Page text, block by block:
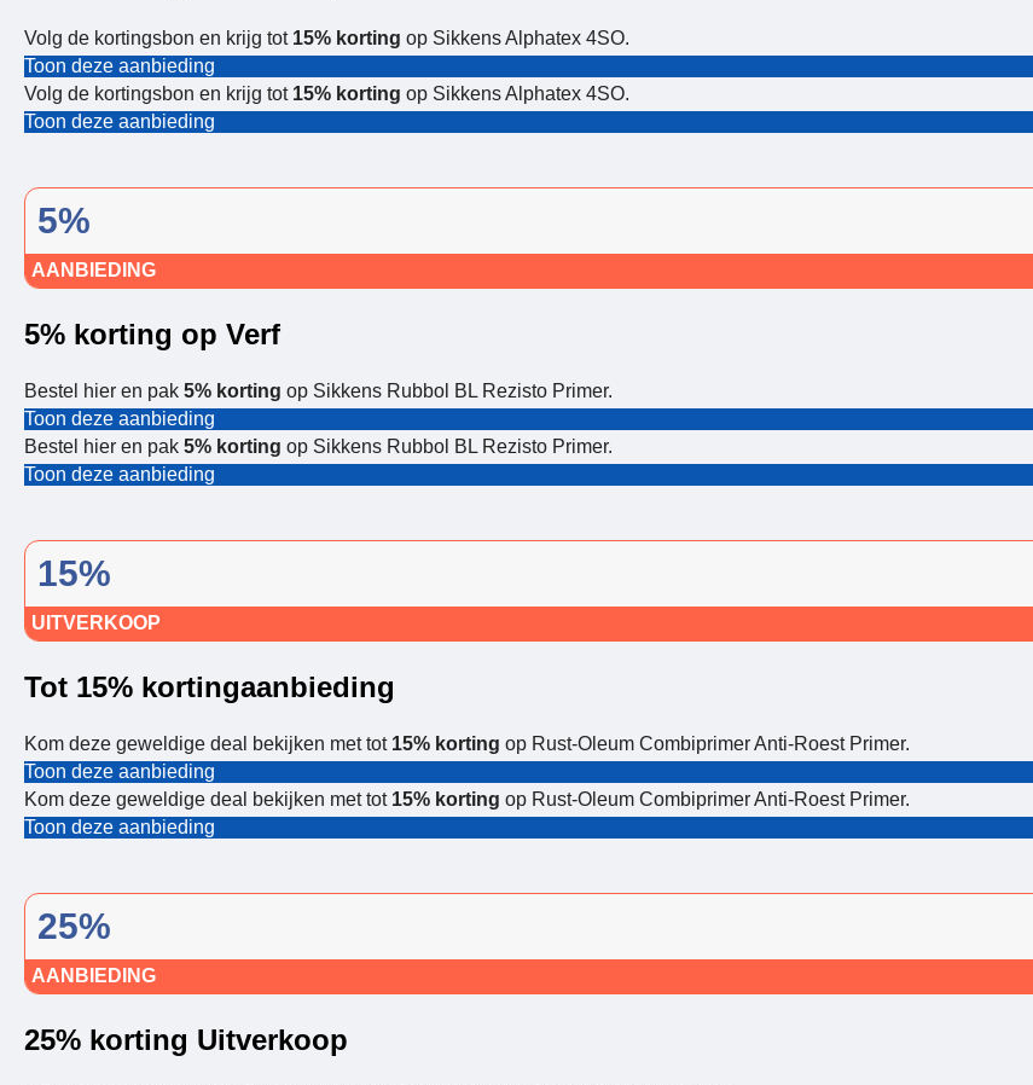
Volg de kortingsbon en krijg tot 15% korting op Sikkens Alphatex 4SO.
Toon deze aanbieding
Volg de kortingsbon en krijg tot 15% korting op Sikkens Alphatex 4SO.
Toon deze aanbieding
5%
AANBIEDING
5% korting op Verf
Bestel hier en pak 5% korting op Sikkens Rubbol BL Rezisto Primer.
Toon deze aanbieding
Bestel hier en pak 5% korting op Sikkens Rubbol BL Rezisto Primer.
Toon deze aanbieding
15%
UITVERKOOP
Tot 15% kortingaanbieding
Kom deze geweldige deal bekijken met tot 15% korting op Rust-Oleum Combiprimer Anti-Roest Primer.
Toon deze aanbieding
Kom deze geweldige deal bekijken met tot 15% korting op Rust-Oleum Combiprimer Anti-Roest Primer.
Toon deze aanbieding
25%
AANBIEDING
25% korting Uitverkoop